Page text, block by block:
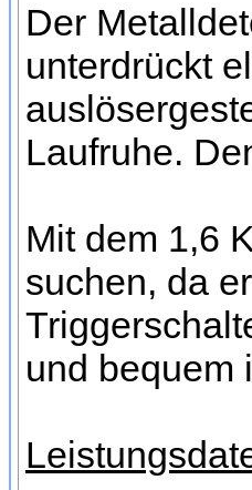
Der
unterdrückt
Laufruhe.
Mit dem 1,6
suchen, da
und bequem